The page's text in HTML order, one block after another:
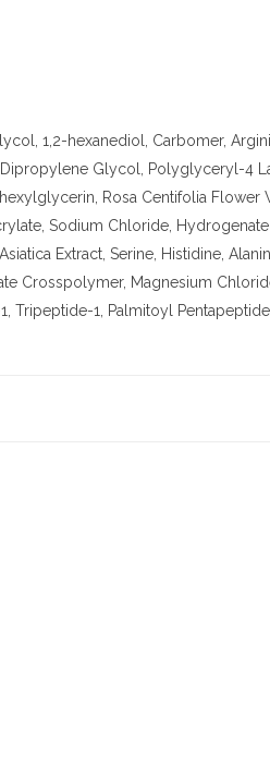
1,2-hexanediol, Carbomer,
Glycol, Polyglyceryl-4
Rosa Centifolia Flower
Sodium Chloride,
Extract, Serine, Histidine,
Crosspolymer, Magnesium
Tripeptide-1, Palmitoyl